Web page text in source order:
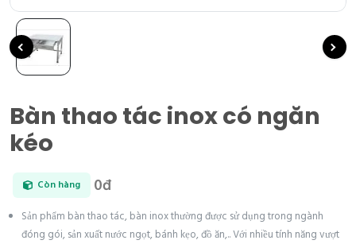
Bàn thao tác inox có ngăn
kéo
Còn hàng 0đ
Sản phẩm bàn thao tác, bàn inox thường được sử dụng trong ngành
đóng gói, sản xuất nước ngọt, bánh kẹo, đồ ăn,.. Với nhiều tính năng vượt